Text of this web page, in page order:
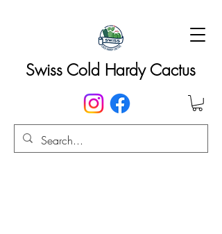
Swiss Cold Hardy Cactus